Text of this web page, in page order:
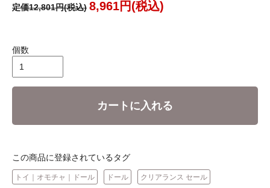
定価12,801円(税込) 8,961円(税込)
個数
カートに入れる
この商品に登録されているタグ
トイ｜オモチャ｜ドール ドール クリアランス セール